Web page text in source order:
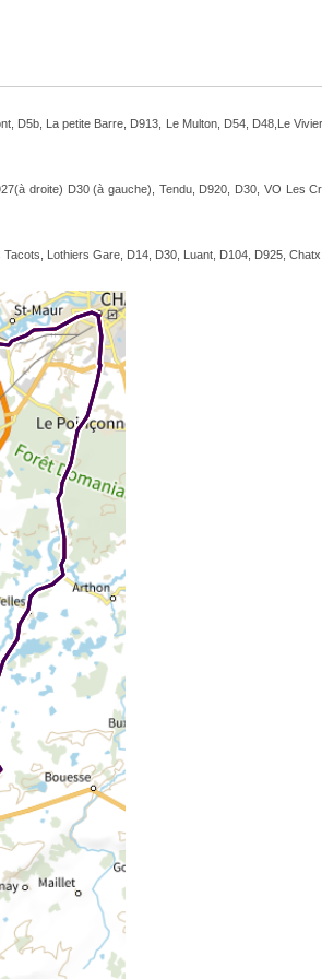
D5b, La petite Barre, D913, Le Multon, D54, D48,Le
droite) D30 (à gauche), Tendu, D920, D30, VO Les
Lothiers Gare, D14, D30, Luant, D104, D925, Chatx